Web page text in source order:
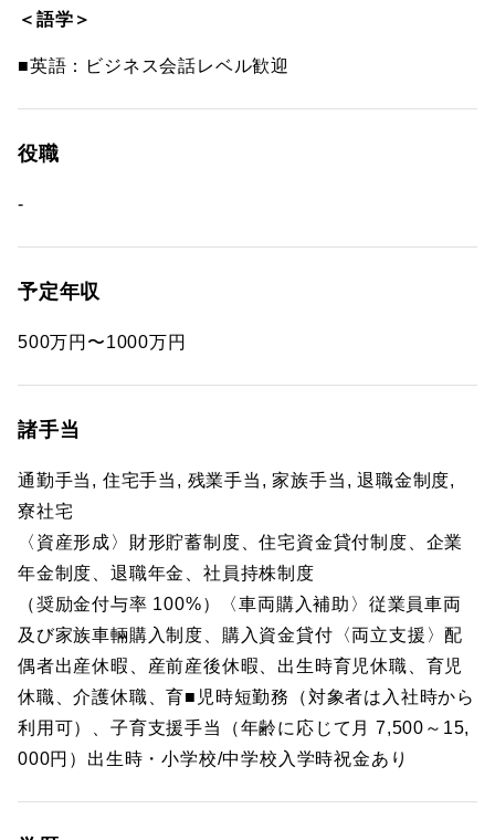
＜語学＞
■英語：ビジネス会話レベル歓迎
役職
-
予定年収
500万円〜1000万円
諸手当
通勤手当, 住宅手当, 残業手当, 家族手当, 退職金制度,
寮社宅
〈資産形成〉財形貯蓄制度、住宅資金貸付制度、企業
年金制度、退職年金、社員持株制度
（奨励金付与率 100%）〈車両購入補助〉従業員車両
及び家族車輛購入制度、購入資金貸付〈両立支援〉配
偶者出産休暇、産前産後休暇、出生時育児休職、育児
休職、介護休職、育■児時短勤務（対象者は入社時から
利用可）、子育支援手当（年齢に応じて月 7,500～15,
000円）出生時・小学校/中学校入学時祝金あり